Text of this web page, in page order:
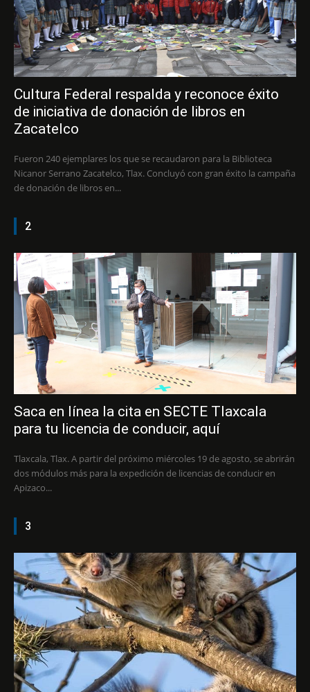
Cultura Federal respalda y reconoce éxito
de iniciativa de donación de libros en
Zacatelco
Fueron 240 ejemplares los que se recaudaron para la Biblioteca
Nicanor Serrano Zacatelco, Tlax. Concluyó con gran éxito la campaña
de donación de libros en...
2
Saca en línea la cita en SECTE Tlaxcala
para tu licencia de conducir, aquí
Tlaxcala, Tlax. A partir del próximo miércoles 19 de agosto, se abrirán
dos módulos más para la expedición de licencias de conducir en
Apizaco...
3